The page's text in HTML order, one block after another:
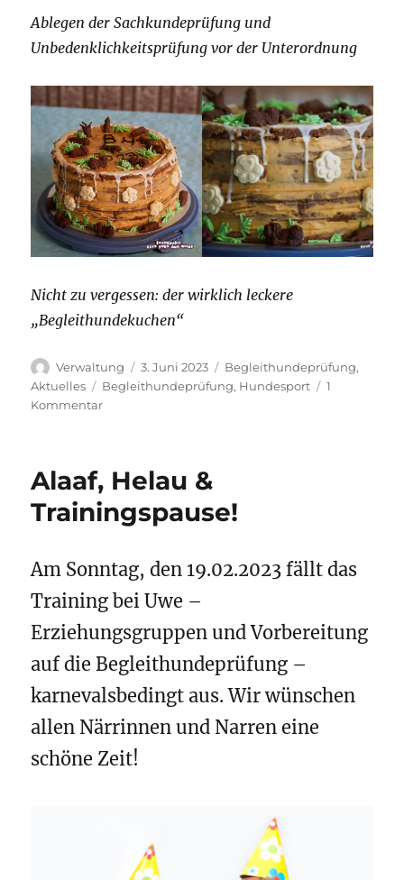
Ablegen der Sachkundeprüfung und
Unbedenklichkeitsprüfung vor der Unterordnung
Nicht zu vergessen: der wirklich leckere
„Begleithundekuchen“
Autor
Verwaltung
Veröffentlicht
am
3. Juni 2023 Kategorien
Begleithundeprüfung,
Aktuelles
Schlagwörter
Begleithundeprüfung, Hundesport
1
Kommentarzu
Alaaf, Helau &
Trainingspause!
Am Sonntag, den 19.02.2023 fällt das
Training bei Uwe –
Erziehungsgruppen und Vorbereitung
auf die Begleithundeprüfung –
karnevalsbedingt aus. Wir wünschen
allen Närrinnen und Narren eine
schöne Zeit!